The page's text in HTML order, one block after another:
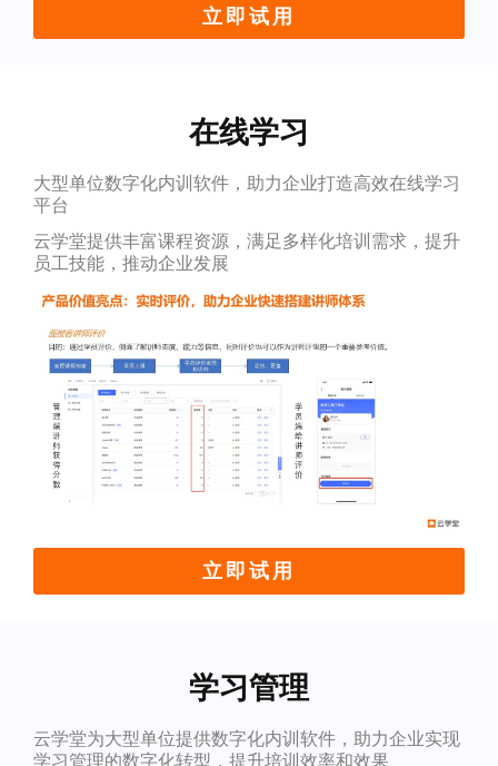
立即试用
在线学习
大型单位数字化内训软件，助力企业打造高效在线学习
平台
云学堂提供丰富课程资源，满足多样化培训需求，提升
员工技能，推动企业发展
立即试用
学习管理
云学堂为大型单位提供数字化内训软件，助力企业实现
学习管理的数字化转型，提升培训效率和效果